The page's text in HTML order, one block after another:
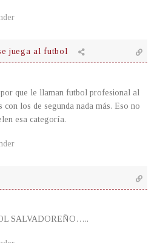
juega al futbol
que le llaman futbol profesional al
con los de segunda nada más. Eso no
esa categoría.
SALVADOREÑO…..